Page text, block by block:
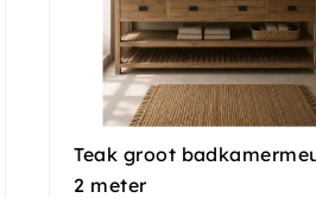
Teak groot
2 meter